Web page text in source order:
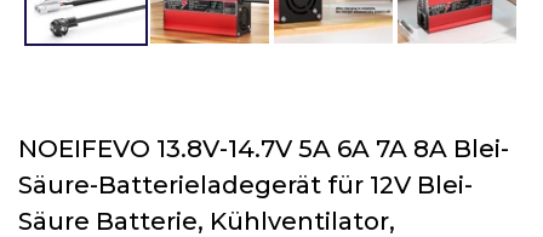
NOEIFEVO 13.8V-14.7V 5A 6A 7A 8A Blei-
Säure-Batterieladegerät für 12V Blei-
Säure Batterie, Kühlventilator,